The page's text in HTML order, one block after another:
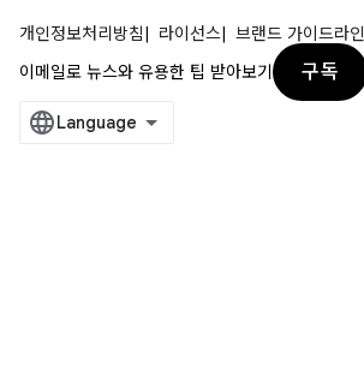
개인정보처리방침 라이선스 브랜드 가이드라인
이메일로 뉴스와 유용한 팁 받아보기
구독